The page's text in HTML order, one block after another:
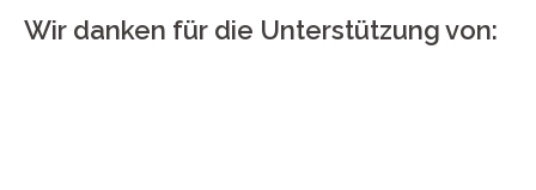
Wir danken für die Unterstützung von: